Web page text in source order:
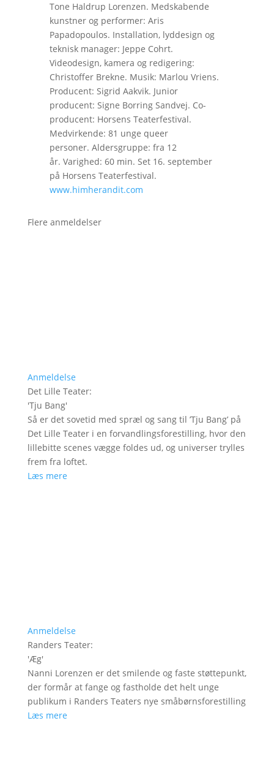
Tone Haldrup Lorenzen. Medskabende
kunstner og performer: Aris
Papadopoulos. Installation, lyddesign og
teknisk manager: Jeppe Cohrt.
Videodesign, kamera og redigering:
Christoffer Brekne. Musik: Marlou Vriens.
Producent: Sigrid Aakvik. Junior
producent: Signe Borring Sandvej. Co-
producent: Horsens Teaterfestival.
Medvirkende: 81 unge queer
personer. Aldersgruppe: fra 12
år. Varighed: 60 min. Set 16. september
på Horsens Teaterfestival.
www.himherandit.com
Flere anmeldelser
Anmeldelse
Det Lille Teater:
'Tju Bang'
Så er det sovetid med spræl og sang til ’Tju Bang’ på
Det Lille Teater i en forvandlingsforestilling, hvor den
lillebitte scenes vægge foldes ud, og universer trylles
frem fra loftet.
Læs mere
Anmeldelse
Randers Teater:
'Æg'
Nanni Lorenzen er det smilende og faste støttepunkt,
der formår at fange og fastholde det helt unge
publikum i Randers Teaters nye småbørnsforestilling
Læs mere